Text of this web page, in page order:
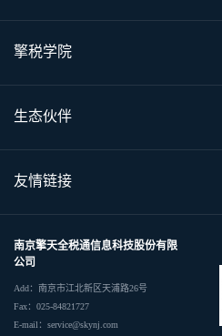
擎税学院
生态伙伴
友情链接
南京擎天全税通信息科技股份有限
公司
Add：南京市江北新区天浦路26号
Fax：025-84821727
E-mail：service@skynj.com